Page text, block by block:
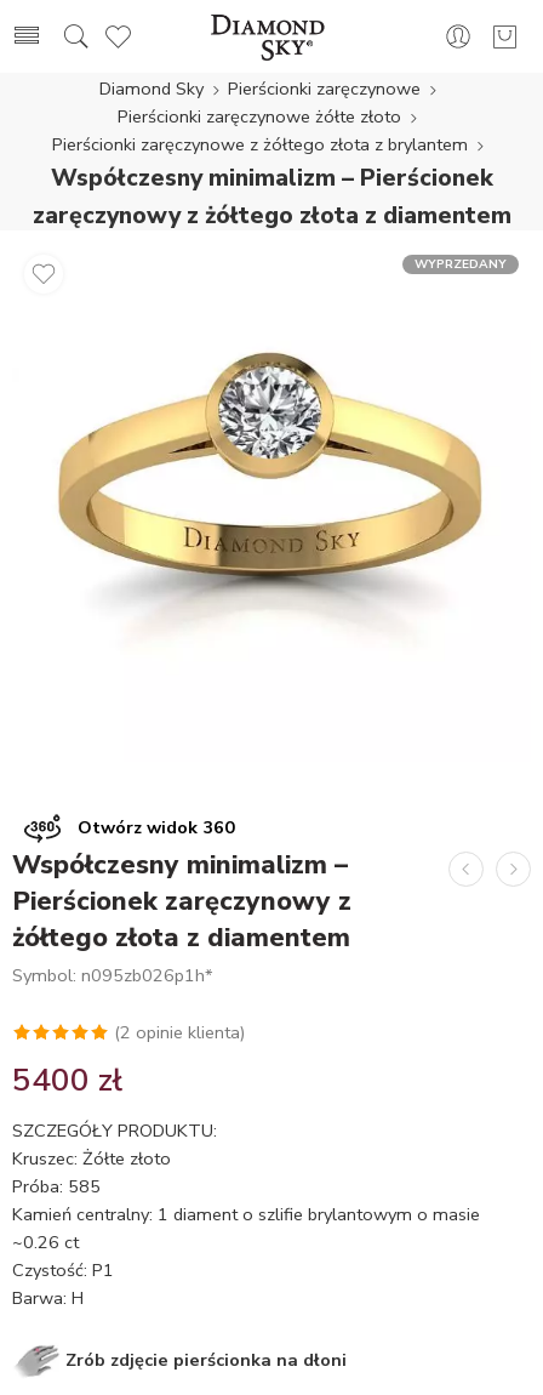
Diamond Sky
Pierścionki zaręczynowe
Pierścionki zaręczynowe żółte złoto
Pierścionki zaręczynowe z żółtego złota z brylantem
Współczesny minimalizm – Pierścionek
zaręczynowy z żółtego złota z diamentem
WYPRZEDANY
Otwórz widok 360
Współczesny minimalizm –
Pierścionek zaręczynowy z
żółtego złota z diamentem
Symbol: n095zb026p1h*
5.00na 5
podstawie
ocen
klientów
(2 opinie klienta)
5400 zł
SZCZEGÓŁY PRODUKTU:
Kruszec: Żółte złoto
Próba: 585
Kamień centralny: 1 diament o szlifie brylantowym o masie
~0.26 ct
Czystość: P1
Barwa: H
Zrób zdjęcie pierścionka na dłoni